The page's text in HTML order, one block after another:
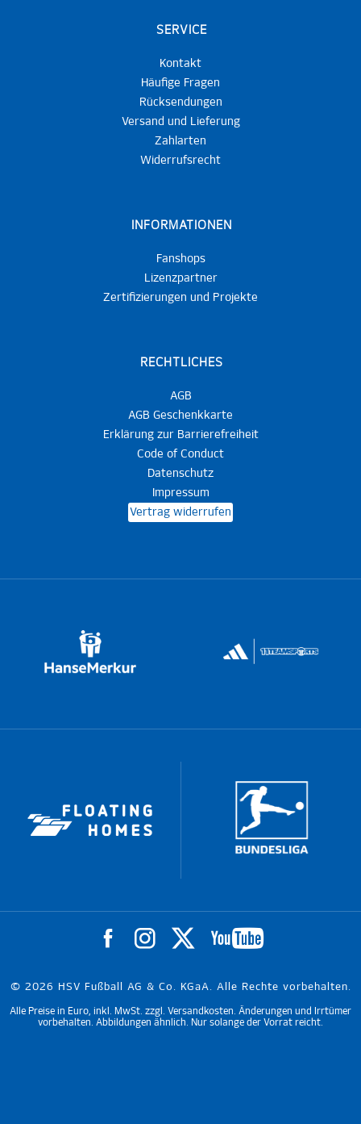
SERVICE
Kontakt
Häufige Fragen
Rücksendungen
Versand und Lieferung
Zahlarten
Widerrufsrecht
INFORMATIONEN
Fanshops
Lizenzpartner
Zertifizierungen und Projekte
RECHTLICHES
AGB
AGB Geschenkkarte
Erklärung zur Barrierefreiheit
Code of Conduct
Datenschutz
Impressum
Vertrag widerrufen
© 2026 HSV Fußball AG & Co. KGaA. Alle Rechte vorbehalten.
Alle Preise in Euro, inkl. MwSt. zzgl. Versandkosten. Änderungen und Irrtümer
vorbehalten. Abbildungen ähnlich. Nur solange der Vorrat reicht.